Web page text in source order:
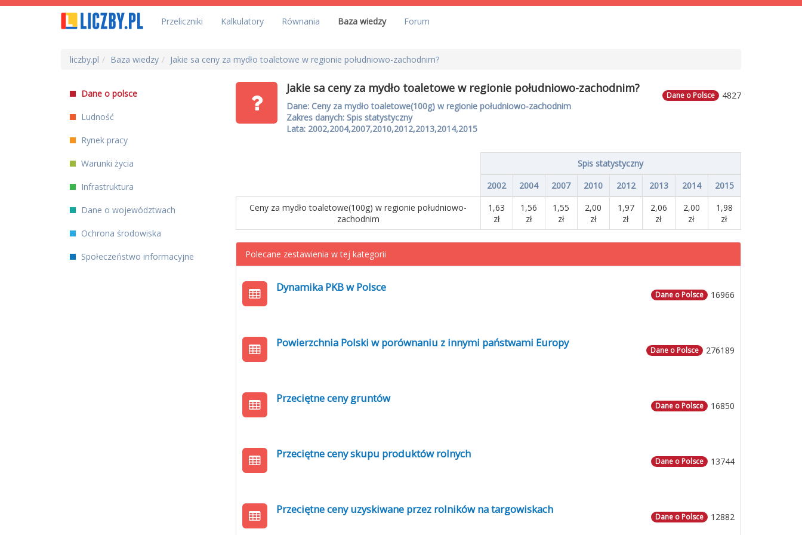
Przeliczniki Kalkulatory Równania Baza wiedzy Forum
liczby.pl Baza wiedzy Jakie sa ceny za mydło toaletowe w regionie południowo-zachodnim?
Dane o polsce
Ludność
Rynek pracy
Warunki życia
Infrastruktura
Dane o województwach
Ochrona środowiska
Społeczeństwo informacyjne
4827
Dane o Polsce
Jakie sa ceny za mydło toaletowe w regionie południowo-zachodnim?
Dane: Ceny za mydło toaletowe(100g) w regionie południowo-zachodnim
Zakres danych: Spis statystyczny
Lata: 2002,2004,2007,2010,2012,2013,2014,2015
Spis statystyczny
2002
2004 2007 2010 2012 2013 2014
2015
Ceny za mydło toaletowe(100g) w regionie południowo-
zachodnim
1,63
zł
1,56
zł
1,55
zł
2,00
zł
1,97
zł
2,06
zł
2,00
zł
1,98
zł
Polecane zestawienia w tej kategorii
16966
Dane o Polsce
Dynamika PKB w Polsce
276189
Dane o Polsce
Powierzchnia Polski w porównaniu z innymi państwami Europy
16850
Dane o Polsce
Przeciętne ceny gruntów
13744
Dane o Polsce
Przeciętne ceny skupu produktów rolnych
12882
Dane o Polsce
Przeciętne ceny uzyskiwane przez rolników na targowiskach